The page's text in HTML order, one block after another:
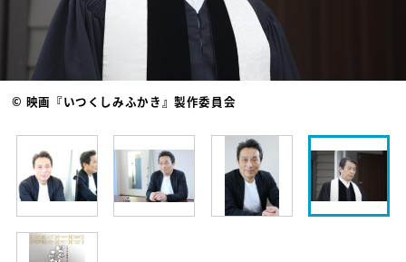
© 映画『いつくしみふかき』製作委員会